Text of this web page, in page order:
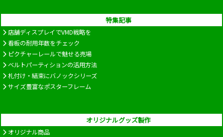
特集記事
店舗ディスプレイでVMD戦略を
看板の耐用年数をチェック
ピクチャーレールで魅せる売場
ベルトパーティションの活用方法
札付け・結束にバノックシリーズ
サイズ豊富なポスターフレーム
オリジナルグッズ製作
オリジナル商品